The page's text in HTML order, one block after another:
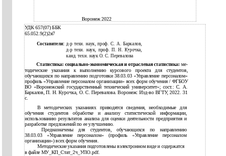
Воронеж 2022
УДК 657(07) ББК
65.052.9(2)2я7
Составители: д-р техн. наук, проф. С. А. Баркалов,
д-р техн. наук, проф. П. Н. Курочка,
канд. техн. наук О. С. Перевалова
Статистика: социально-экономическая и отраслевая статистика: ме-
тодические указания к выполнению курсового проекта для студентов,
обучающихся по направлению подготовки 38.03.03 «Управление персоналом»
профиль «Управление персоналом организации» всех форм обучения / ФГБОУ
ВО «Воронежский государственный технический университет»; сост.: С. А.
Баркалов, П. Н. Курочка, О. С. Перевалова. Воронеж: Изд-во ВГТУ, 2022. 31
с.
В методических указаниях приводятся сведения, необходимые для
обучения студентов обработке и анализу статистической информации,
использованию результатов анализа для оценки деятельности предприятия и
разработке предложений по ее улучшению.
Предназначены для студентов, обучающихся по направлению
38.03.03 «Управление персоналом» (профиль «Управление персоналом
организации») всех форм обучения.
Методические указания подготовлены вэлектронном виде и содержатся
в файле МУ_КП_Стат_2ч_УПО.pdf.